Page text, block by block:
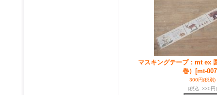
マスキングテープ：mt ex
巻）
[mt-
300円(税別)
(税込: 330円)